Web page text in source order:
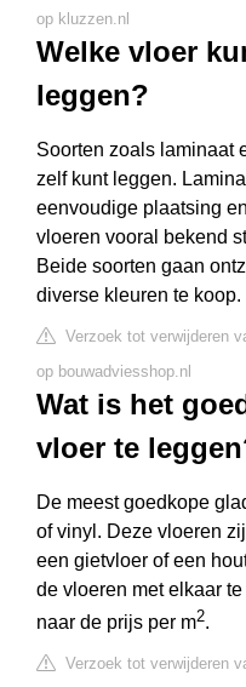
op kluzzen.nl
Welke vloer
leggen?
Soorten zoals laminaat
zelf kunt leggen.
eenvoudige plaatsing
vloeren vooral bekend
Beide soorten gaan
diverse kleuren te koop.
Verzoek tot verwijderen
op bouwadviesshop.nl
Wat is het
vloer te
De meest goedkope
of vinyl. Deze vloeren
een gietvloer of een
de vloeren met elkaar
naar de prijs per m2.
Verzoek tot verwijderen